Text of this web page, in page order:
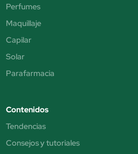
Perfumes
Maquillaje
Capilar
Solar
Parafarmacia
Contenidos
Tendencias
Consejos y tutoriales